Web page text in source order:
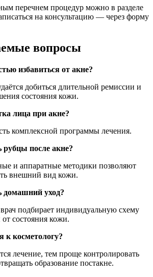
перечнем процедур можно в разделе
на консультацию — через форму
вопросы
избавиться от акне?
добиться длительной ремиссии и
состояния кожи.
лица при акне?
комплексной программы лечения.
после акне?
и аппаратные методики позволяют
внешний вид кожи.
домашний уход?
подбирает индивидуальную схему
состояния кожи.
к косметологу?
лечение, тем проще контролировать
образование постакне.